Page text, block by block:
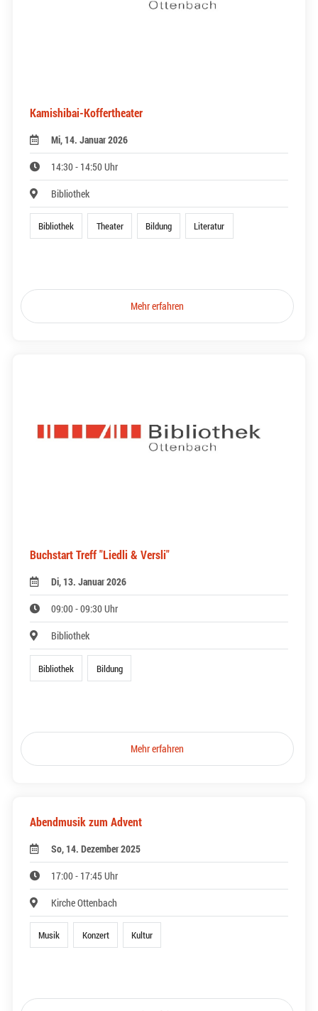
Kamishibai-Koffertheater
Mi, 14. Januar 2026
14:30 - 14:50 Uhr
Bibliothek
Bibliothek Theater Bildung Literatur
Mehr erfahren
Buchstart Treff "Liedli & Versli"
Di, 13. Januar 2026
09:00 - 09:30 Uhr
Bibliothek
Bibliothek Bildung
Mehr erfahren
Abendmusik zum Advent
So, 14. Dezember 2025
17:00 - 17:45 Uhr
Kirche Ottenbach
Musik Konzert Kultur